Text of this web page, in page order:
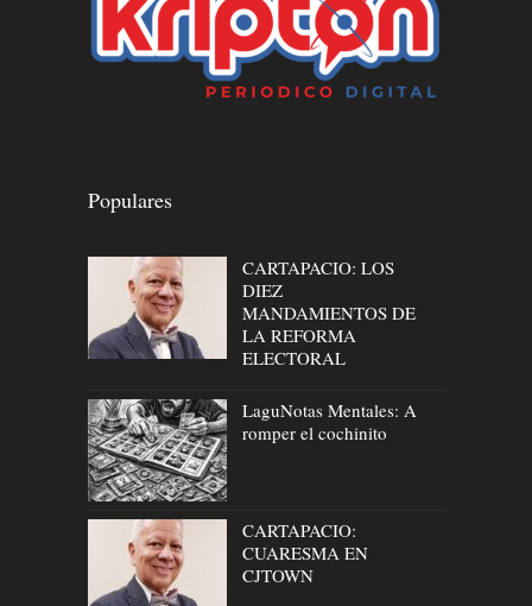
Populares
CARTAPACIO: LOS
DIEZ
MANDAMIENTOS DE
LA REFORMA
ELECTORAL
LaguNotas Mentales: A
romper el cochinito
CARTAPACIO:
CUARESMA EN
CJTOWN